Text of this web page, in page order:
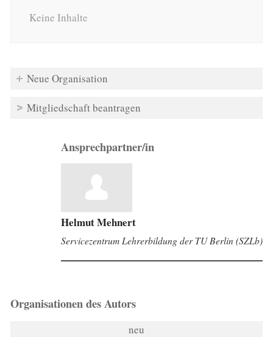
Keine Inhalte
Neue Organisation
Mitgliedschaft beantragen
Ansprechpartner/in
Helmut Mehnert
Servicezentrum Lehrerbildung der TU Berlin (SZLb)
Organisationen des Autors
neu